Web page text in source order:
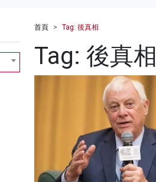
首頁 Tag: 後真相
Tag: 後真相